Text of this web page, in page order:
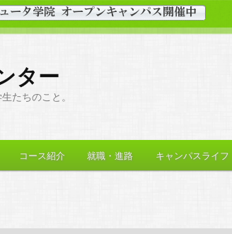
ター
たちのこと。
コース紹介 就職・進路 キャンパスライフ